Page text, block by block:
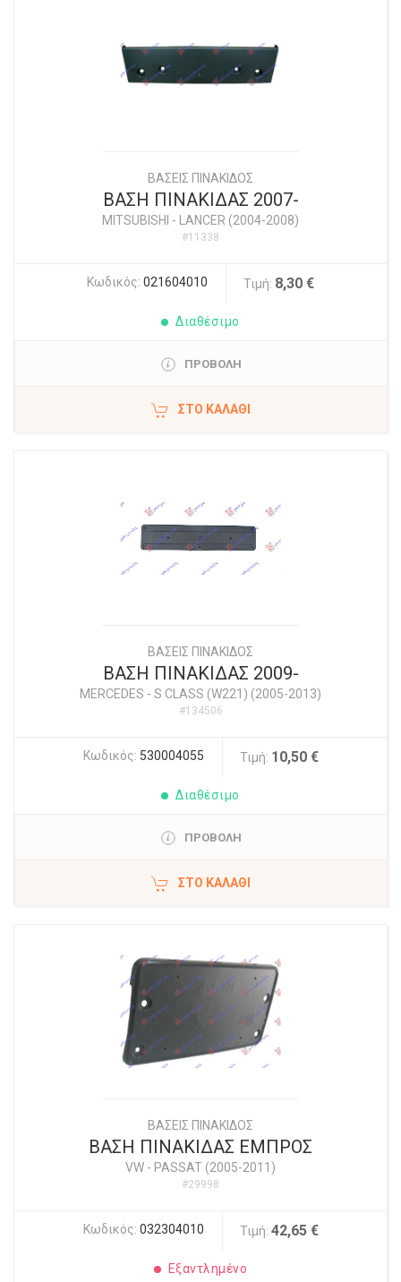
ΒΑΣΕΙΣ ΠΙΝΑΚΙΔΟΣ
ΒΑΣΗ ΠΙΝΑΚΙΔΑΣ 2007-
MITSUBISHI - LANCER (2004-2008)
#11338
Κωδικός: 021604010 Τιμή: 8,30 €
Διαθέσιμο
ΠΡΟΒΟΛΗ
ΣΤΟ ΚΑΛΆΘΙ
ΒΑΣΕΙΣ ΠΙΝΑΚΙΔΟΣ
ΒΑΣΗ ΠΙΝΑΚΙΔΑΣ 2009-
MERCEDES - S CLASS (W221) (2005-2013)
#134506
Κωδικός: 530004055 Τιμή: 10,50 €
Διαθέσιμο
ΠΡΟΒΟΛΗ
ΣΤΟ ΚΑΛΆΘΙ
ΒΑΣΕΙΣ ΠΙΝΑΚΙΔΟΣ
ΒΑΣΗ ΠΙΝΑΚΙΔΑΣ ΕΜΠΡΟΣ
VW - PASSAT (2005-2011)
#29998
Κωδικός: 032304010 Τιμή: 42,65 €
Εξαντλημένο